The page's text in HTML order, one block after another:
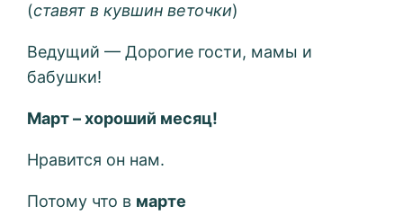
(ставят в кувшин веточки)
Ведущий — Дорогие гости, мамы и
бабушки!
Март – хороший месяц!
Нравится он нам.
Потому что в марте